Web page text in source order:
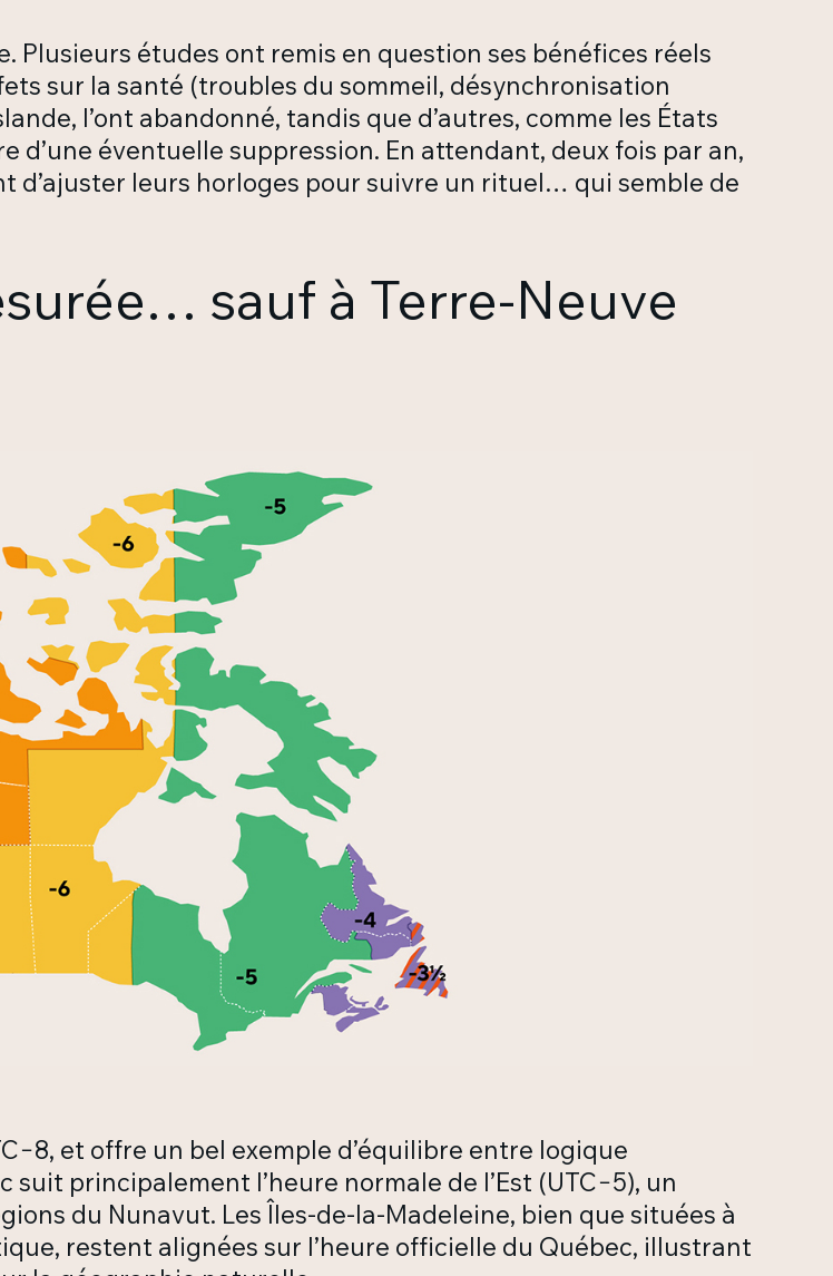
Plusieurs études ont remis en question ses bénéfices réels
sur la santé (troubles du sommeil, désynchronisation
l’ont abandonné, tandis que d’autres, comme les États
d’une éventuelle suppression. En attendant, deux fois par an,
d’ajuster leurs horloges pour suivre un rituel… qui semble de
sauf à Terre-Neuve
et offre un bel exemple d’équilibre entre logique
principalement l’heure normale de l’Est (UTC−5), un
du Nunavut. Les Îles-de-la-Madeleine, bien que situées à
restent alignées sur l’heure officielle du Québec, illustrant